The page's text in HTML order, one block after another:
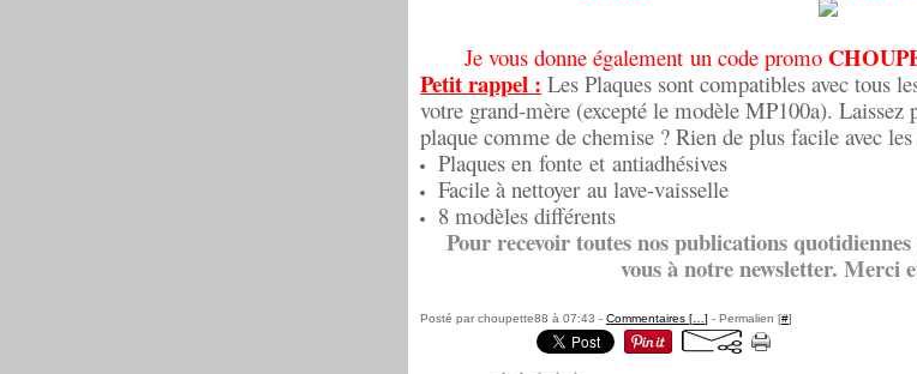
Je vous donne également un code promo
Petit rappel : Les Plaques sont compatibles avec tous
votre grand-mère (excepté le modèle MP100a). Laissez
plaque comme de chemise ? Rien de plus facile avec
Plaques en fonte et antiadhésives
Facile à nettoyer au lave-vaisselle
8 modèles différents
Pour recevoir toutes nos publications
vous à notre newsletter. Merci
Posté par choupette88 à 07:43 - Commentaires [ ] - Permalien [#]